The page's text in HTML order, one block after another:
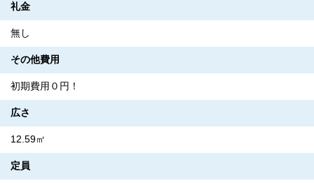
礼金
無し
その他費用
初期費用０円！
広さ
12.59㎡
定員